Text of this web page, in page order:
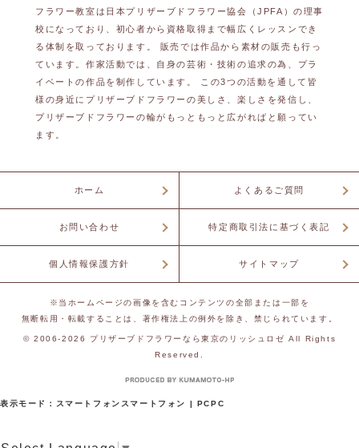
フラワー教室は日本プリザーブドフラワー協会（JPFA）の理事
校になっており、初心者から資格取得まで幅広くレッスンでき
る体制を取っております。 販売では作品から素材の販売も行っ
ています。作家活動では、自身の芸術・技術の追求の為、プラ
イベートの作品を制作しています。 この3つの活動を通して皆
様の身近にプリザーブドフラワーの美しさ、楽しさを発信し、
プリザーブドフラワーの輪がもっともっと広がればと願ってい
ます。
ホーム よくあるご質問
お問い合わせ 特定商取引法に基づく表記
個人情報保護方針 サイトマップ
※当ホームページの画像を含むコンテンツの全部または一部を
無断転用・転載することは、著作権法上の例外を除き、禁じられています。
© 2006-2026 プリザーブドフラワーなら東京のリッシュロゼ All Rights
Reserved.
表示モード： スマートフォン スマートフォン | PCPC